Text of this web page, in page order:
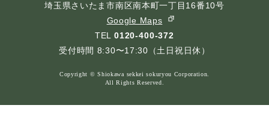
埼玉県さいたま市南区南本町一丁目16番10号
Google Maps
TEL 0120-400-372
受付時間 8:30〜17:30（土日祝日休）
Copyright © Shiokawa sekkei sokuryou Corporation.
All Rights Reserved.